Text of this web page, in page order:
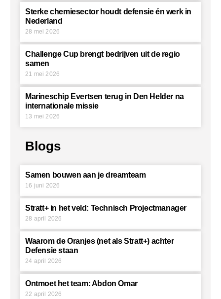
Sterke chemiesector houdt defensie én werk in
Nederland
28 mei 2026
Challenge Cup brengt bedrijven uit de regio
samen
21 mei 2026
Marineschip Evertsen terug in Den Helder na
internationale missie
13 mei 2026
Blogs
Samen bouwen aan je dreamteam
16 juni 2026
Stratt+ in het veld: Technisch Projectmanager
28 april 2026
Waarom de Oranjes (net als Stratt+) achter
Defensie staan
24 april 2026
Ontmoet het team: Abdon Omar
22 april 2026